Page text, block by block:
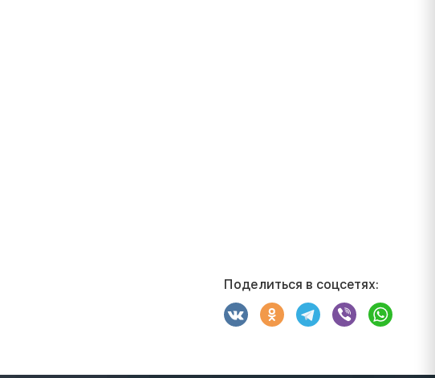
Поделиться в соцсетях: